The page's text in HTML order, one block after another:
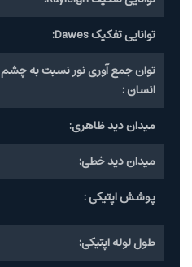
توانایی تفکیک Dawes:
توان جمع آوری نور نسبت به چشم
انسان :
میدان دید ظاهری:
میدان دید خطی:
پوشش اپتیکی :
طول لوله اپتیکی: